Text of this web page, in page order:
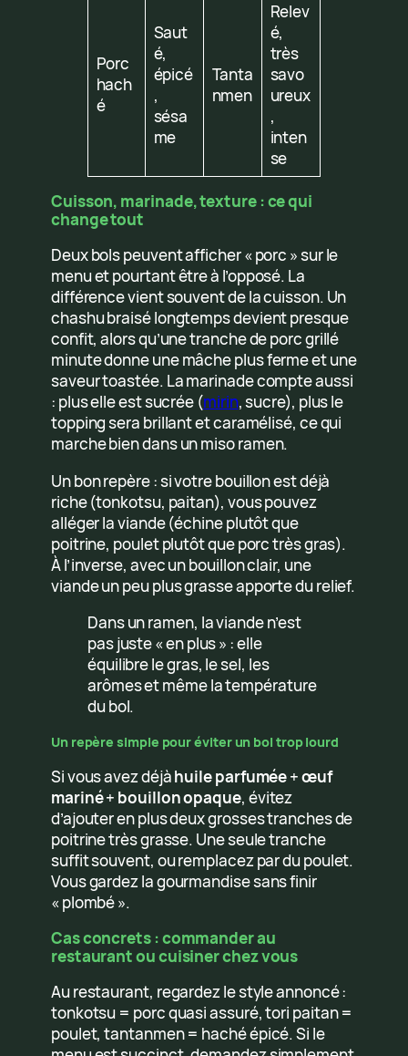
Porc
hach
é
Saut
é,
épicé
,
sésa
me
Tanta
nmen
Relev
é,
très
savo
ureux
,
inten
se
Cuisson, marinade, texture : ce qui
change tout
Deux bols peuvent afficher « porc » sur le
menu et pourtant être à l’opposé. La
différence vient souvent de la cuisson. Un
chashu braisé longtemps devient presque
confit, alors qu’une tranche de porc grillé
minute donne une mâche plus ferme et une
saveur toastée. La marinade compte aussi
: plus elle est sucrée (mirin, sucre), plus le
topping sera brillant et caramélisé, ce qui
marche bien dans un miso ramen.
Un bon repère : si votre bouillon est déjà
riche (tonkotsu, paitan), vous pouvez
alléger la viande (échine plutôt que
poitrine, poulet plutôt que porc très gras).
À l’inverse, avec un bouillon clair, une
viande un peu plus grasse apporte du relief.
Dans un ramen, la viande n’est
pas juste « en plus » : elle
équilibre le gras, le sel, les
arômes et même la température
du bol.
Un repère simple pour éviter un bol trop lourd
Si vous avez déjàhuile parfumée+œuf
mariné+ bouillon opaque, évitez
d’ajouter en plus deux grosses tranches de
poitrine très grasse. Une seule tranche
suffit souvent, ou remplacez par du poulet.
Vous gardez la gourmandise sans finir
« plombé ».
Cas concrets : commander au
restaurant ou cuisiner chez vous
Au restaurant, regardez le style annoncé :
tonkotsu = porc quasi assuré, tori paitan =
poulet, tantanmen = haché épicé. Si le